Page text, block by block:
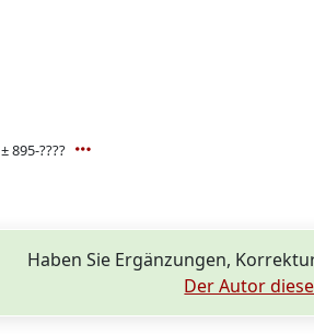
± 895-????
Haben Sie Ergänzungen,
Der Autor